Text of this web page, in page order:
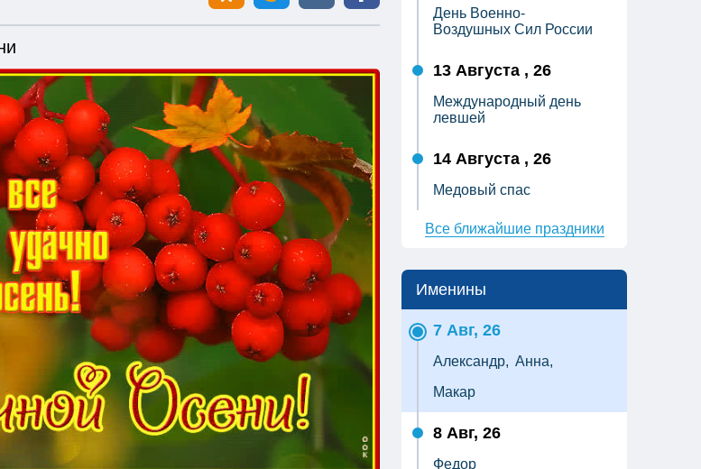
День Военно-
Воздушных Сил России
13 Августа , 26
Международный день
левшей
14 Августа , 26
Медовый спас
Все ближайшие праздники
Именины
7 Авг, 26
Александр, Анна,
Макар
8 Авг, 26
Федор